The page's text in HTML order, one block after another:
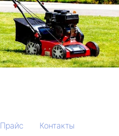
Прайс Контакты